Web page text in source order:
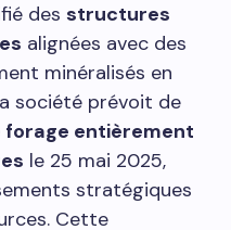
des structures
alignées avec des
minéralisés en
société prévoit de
forage entièrement
le 25 mai 2025,
stratégiques
Cette